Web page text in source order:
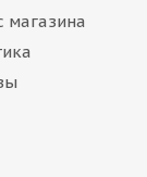
магазина